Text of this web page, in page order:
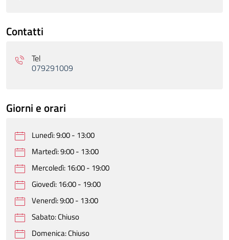
Contatti
Tel
079291009
Giorni e orari
Lunedì: 9:00 - 13:00
Martedì: 9:00 - 13:00
Mercoledì: 16:00 - 19:00
Giovedì: 16:00 - 19:00
Venerdì: 9:00 - 13:00
Sabato: Chiuso
Domenica: Chiuso